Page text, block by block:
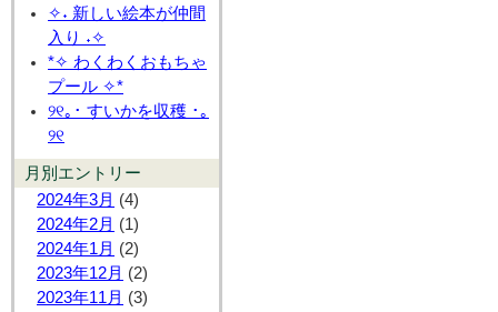
✧˖ 新しい絵本が仲間
入り ˖✧
*✧ わくわくおもちゃ
プール ✧*
୨୧｡･ すいかを収穫 ･｡
୨୧
月別エントリー
2024年3月 (4)
2024年2月 (1)
2024年1月 (2)
2023年12月 (2)
2023年11月 (3)